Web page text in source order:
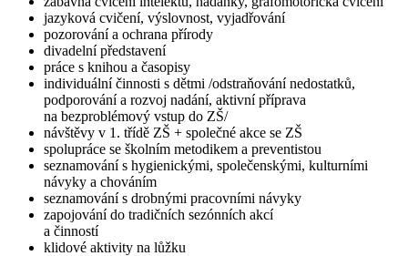
jazyková cvičení, výslovnost, vyjadřování
pozorování a ochrana přírody
divadelní představení
práce s knihou a časopisy
individuální činnosti s dětmi /odstraňování nedostatků,
podporování a rozvoj nadání, aktivní příprava
na bezproblémový vstup do ZŠ/
návštěvy v 1. třídě ZŠ + společné akce se ZŠ
spolupráce se školním metodikem a preventistou
seznamování s hygienickými, společenskými, kulturními
návyky a chováním
seznamování s drobnými pracovními návyky
zapojování do tradičních sezónních akcí
a činností
klidové aktivity na lůžku